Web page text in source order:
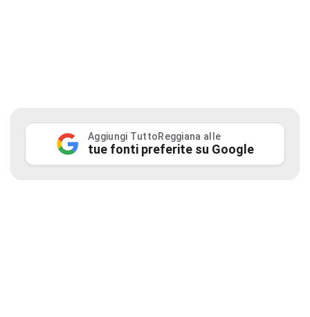
Aggiungi TuttoReggiana alle
tue fonti preferite su Google